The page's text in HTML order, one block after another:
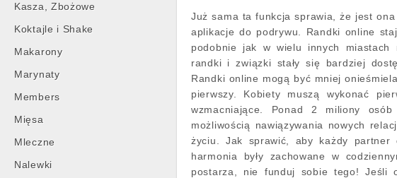
Kasza, Zbożowe
Koktajle i Shake
Makarony
Marynaty
Members
Mięsa
Mleczne
Nalewki
Już sama ta funkcja sprawia, że jest
aplikacje do podrywu. Randki online
podobnie jak w wielu innych miastach
randki i związki stały się bardziej
Randki online mogą być mniej
pierwszy. Kobiety muszą wykonać
wzmacniające. Ponad 2 miliony
możliwością nawiązywania nowych
życiu. Jak sprawić, aby każdy partner
harmonia były zachowane w
postarza, nie funduj sobie tego! Jeśli